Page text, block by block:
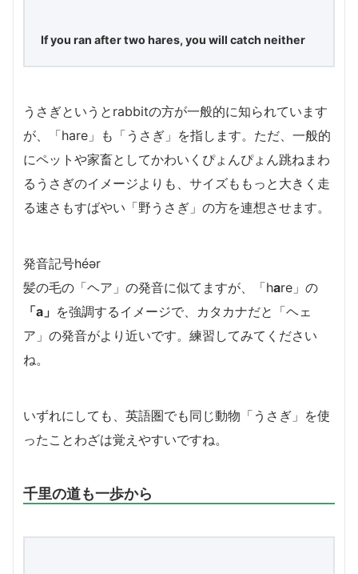
If you ran after two hares, you will catch neither
うさぎというとrabbitの方が一般的に知られています
が、「hare」も「うさぎ」を指します。ただ、一般的
にペットや家畜としてかわいくぴょんぴょん跳ねまわ
るうさぎのイメージよりも、サイズももっと大きく走
る速さもすばやい「野うさぎ」の方を連想させます。
発音記号héər
髪の毛の「ヘア」の発音に似てますが、「hare」の
「a」 を強調するイメージで、カタカナだと「ヘェ
ア」の発音がより近いです。練習してみてください
ね。
いずれにしても、英語圏でも同じ動物「うさぎ」を使
ったことわざは覚えやすいですね。
千里の道も一歩から